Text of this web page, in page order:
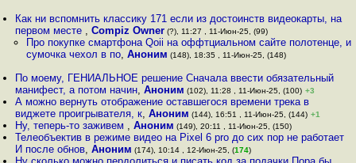
Как ни вспомнить классику 171 если из достоинств видеокарты, на
первом месте ,Compiz Owner (?), 11:27 , 11-Июн-25, (99)
Про покупке смартфона Qoii на оффтциальном сайте полотенце, и
сумочка чехол в по, Аноним (148), 18:35 , 11-Июн-25, (148)
По моему, ГЕНИАЛЬНОЕ решение Сначала ввести обязательный
манифест, а потом начин,Аноним (102), 11:28 , 11-Июн-25, (100) +3
А можно вернуть отображение оставшегося времени трека в
виджете проигрывателя, к,Аноним (144), 16:51 , 11-Июн-25, (144) +1
Ну, теперь-то заживем ,Аноним (149), 20:11 , 11-Июн-25, (150)
Телеобъектив в режиме видео на Pixel 6 pro до сих пор не работает
И после обнов,Аноним (174), 10:14 , 12-Июн-25, (174)